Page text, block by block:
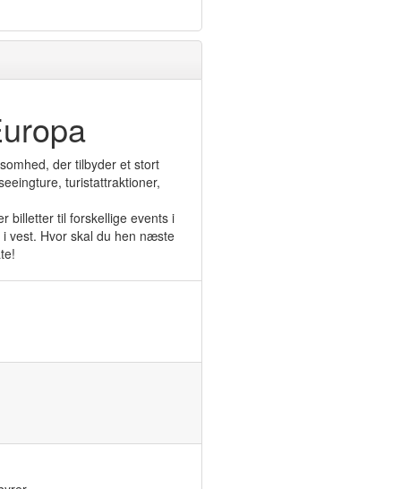
der tilbyder et stort
turistattraktioner,
billetter til forskellige events i
vest. Hvor skal du hen næste